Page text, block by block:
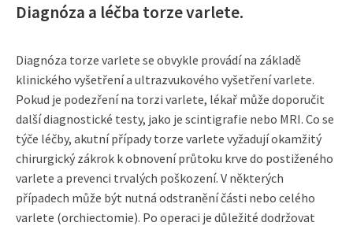
Diagnóza a léčba torze varlete.
Diagnóza torze varlete se obvykle provádí na základě
klinického vyšetření a ultrazvukového vyšetření varlete.
Pokud je podezření na torzi varlete, lékař může doporučit
další diagnostické testy, jako je scintigrafie nebo MRI. Co se
týče léčby, akutní případy torze varlete vyžadují okamžitý
chirurgický zákrok k obnovení průtoku krve do postiženého
varlete a prevenci trvalých poškození. V některých
případech může být nutná odstranění části nebo celého
varlete (orchiectomie). Po operaci je důležité dodržovat